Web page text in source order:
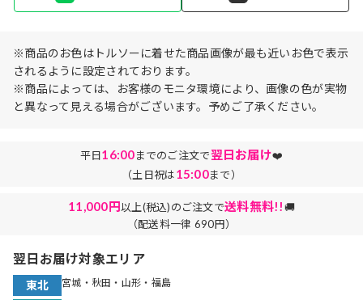
※商品のお色はトルソーに着せた商品画像が最も近いお色で表示
されるように設定されております。
※商品によっては、お客様のモニタ環境により、画像の色が実物
と異なって見える場合がございます。予めご了承ください。
平日16:00までのご注文で翌日お届け❤️
（土日祝は15:00まで）
11,000円以上(税込)のご注文で送料無料!!🚚
（配送料一律 690円）
翌日お届け対象エリア
東北 宮城・秋田・山形・福島